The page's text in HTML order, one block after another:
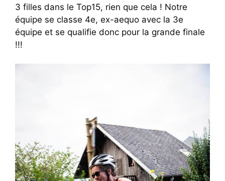
3 filles dans le Top15, rien que cela ! Notre
équipe se classe 4e, ex-aequo avec la 3e
équipe et se qualifie donc pour la grande finale
!!!